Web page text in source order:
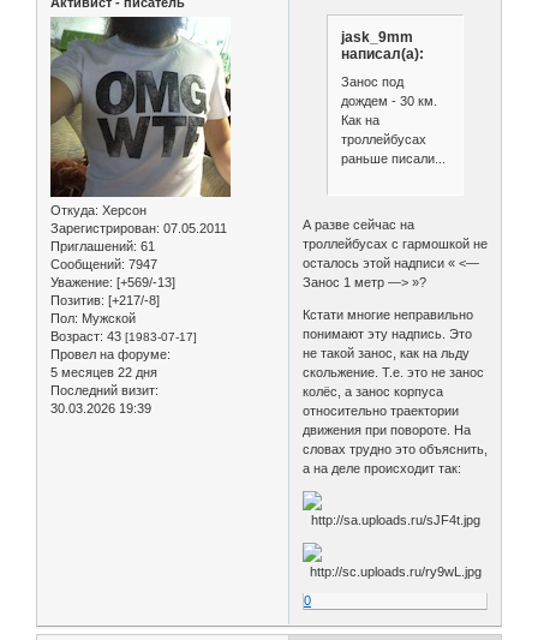
Откуда: Херсон
Зарегистрирован: 07.05.2011
Приглашений: 61
Сообщений: 7947
Уважение: [+569/-13]
Позитив: [+217/-8]
Пол: Мужской
Возраст: 43 [1983-07-17]
Провел на форуме:
5 месяцев 22 дня
Последний визит:
30.03.2026 19:39
jask_9mm
написал(а):
Занос под
дождем - 30 км.
Как на
троллейбусах
раньше писали...
А разве сейчас на
троллейбусах с гармошкой не
осталось этой надписи « <—
Занос 1 метр —> »?
Кстати многие неправильно
понимают эту надпись. Это
не такой занос, как на льду
скольжение. Т.е. это не занос
колёс, а занос корпуса
относительно траектории
движения при повороте. На
словах трудно это объяснить,
а на деле происходит так:
0